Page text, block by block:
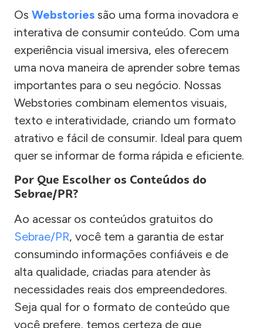
Os Webstories são uma forma inovadora e
interativa de consumir conteúdo. Com uma
experiência visual imersiva, eles oferecem
uma nova maneira de aprender sobre temas
importantes para o seu negócio. Nossas
Webstories combinam elementos visuais,
texto e interatividade, criando um formato
atrativo e fácil de consumir. Ideal para quem
quer se informar de forma rápida e eficiente.
Por Que Escolher os Conteúdos do
Sebrae/PR?
Ao acessar os conteúdos gratuitos do
Sebrae/PR, você tem a garantia de estar
consumindo informações confiáveis e de
alta qualidade, criadas para atender às
necessidades reais dos empreendedores.
Seja qual for o formato de conteúdo que
você prefere, temos certeza de que